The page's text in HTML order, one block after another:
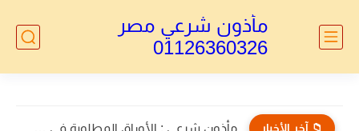
مأذون شرعي مصر
01126360326
📁 آخر الأخبار مأذون الأجانب : توكيل خاص بالطلاق للاجانب